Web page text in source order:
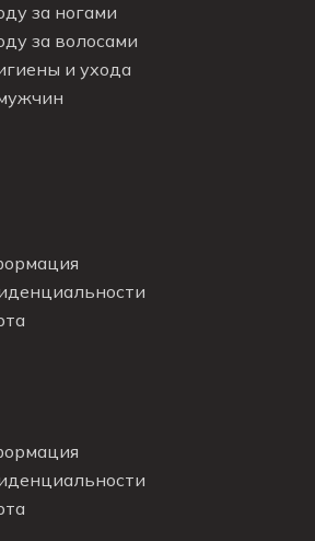
за ногами
за волосами
и ухода